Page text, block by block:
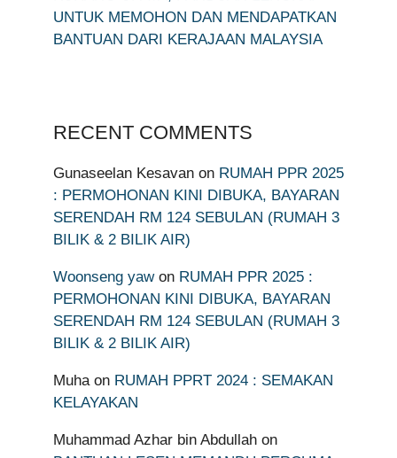
UNTUK MEMOHON DAN MENDAPATKAN
BANTUAN DARI KERAJAAN MALAYSIA
RECENT COMMENTS
Gunaseelan Kesavan on RUMAH PPR 2025
: PERMOHONAN KINI DIBUKA, BAYARAN
SERENDAH RM 124 SEBULAN (RUMAH 3
BILIK & 2 BILIK AIR)
Woonseng yawon RUMAH PPR 2025 :
PERMOHONAN KINI DIBUKA, BAYARAN
SERENDAH RM 124 SEBULAN (RUMAH 3
BILIK & 2 BILIK AIR)
Muhaon RUMAH PPRT 2024 : SEMAKAN
KELAYAKAN
Muhammad Azhar bin Abdullah on